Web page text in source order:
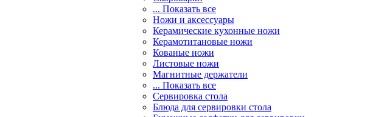
... Показать все
Ножи и аксессуары
Керамические кухонные ножи
Керамотитановые ножи
Кованые ножи
Листовые ножи
Магнитные держатели
... Показать все
Сервировка стола
Блюда для сервировки стола